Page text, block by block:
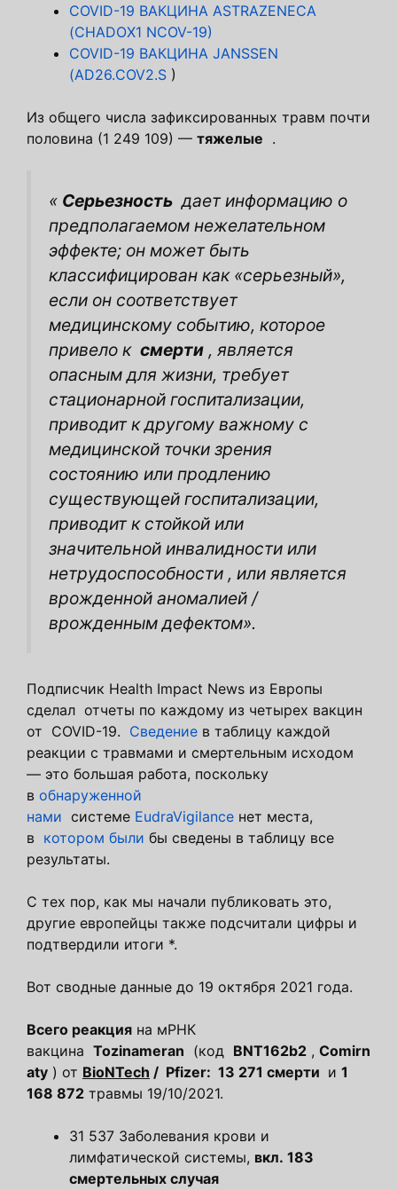
COVID-19 ВАКЦИНА ASTRAZENECA
(CHADOX1 NCOV-19)
COVID-19 ВАКЦИНА JANSSEN
(AD26.COV2.S )
Из общего числа зафиксированных травм почти
половина (1 249 109) — тяжелые .
« Серьезность дает информацию о
предполагаемом нежелательном
эффекте; он может быть
классифицирован как «серьезный»,
если он соответствует
медицинскому событию, которое
привело к смерти , является
опасным для жизни, требует
стационарной госпитализации,
приводит к другому важному с
медицинской точки зрения
состоянию или продлению
существующей госпитализации,
приводит к стойкой или
значительной инвалидности или
нетрудоспособности , или является
врожденной аномалией /
врожденным дефектом».
Подписчик Health Impact News из Европы
сделал отчеты по каждому из четырех вакцин
от COVID-19. Сведение в таблицу каждой
реакции с травмами и смертельным исходом
— это большая работа, поскольку
в обнаруженной
нами системе EudraVigilance нет места,
в котором были бы сведены в таблицу все
результаты.
С тех пор, как мы начали публиковать это,
другие европейцы также подсчитали цифры и
подтвердили итоги *.
Вот сводные данные до 19 октября 2021 года.
Всего реакция на мРНК
вакцина Tozinameran (код BNT162b2 , Comirn
aty ) от BioNTech / Pfizer: 13 271 смерти и 1
168 872 травмы 19/10/2021.
31 537 Заболевания крови и
лимфатической системы, вкл. 183
смертельных случая